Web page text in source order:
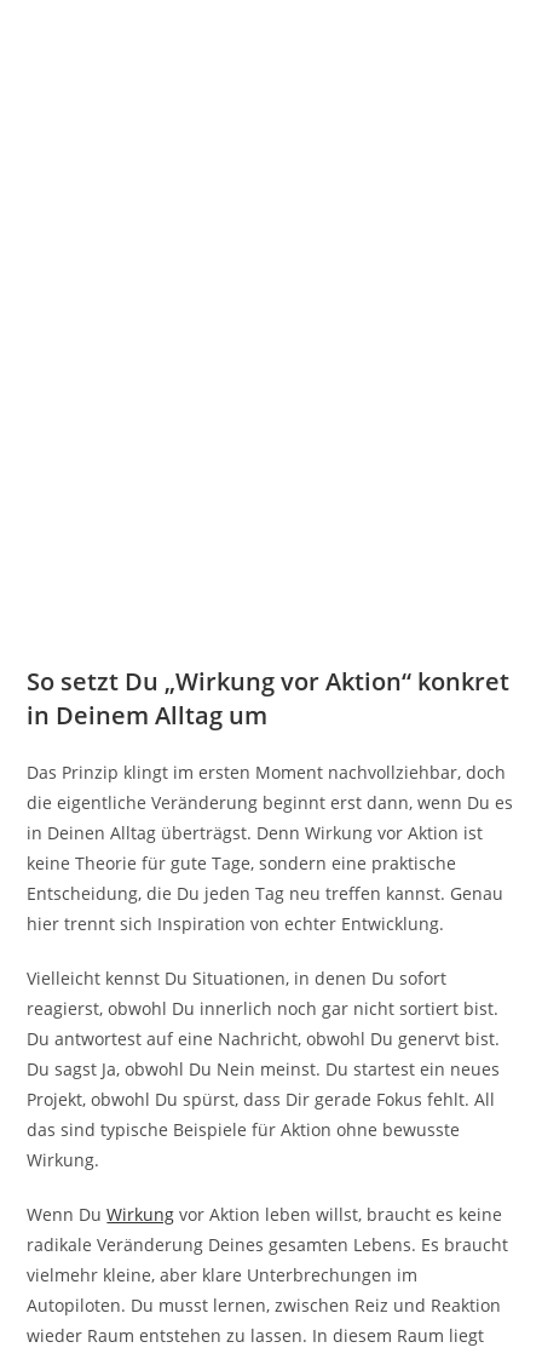
So setzt Du „Wirkung vor Aktion“ konkret
in Deinem Alltag um
Das Prinzip klingt im ersten Moment nachvollziehbar, doch
die eigentliche Veränderung beginnt erst dann, wenn Du es
in Deinen Alltag überträgst. Denn Wirkung vor Aktion ist
keine Theorie für gute Tage, sondern eine praktische
Entscheidung, die Du jeden Tag neu treffen kannst. Genau
hier trennt sich Inspiration von echter Entwicklung.
Vielleicht kennst Du Situationen, in denen Du sofort
reagierst, obwohl Du innerlich noch gar nicht sortiert bist.
Du antwortest auf eine Nachricht, obwohl Du genervt bist.
Du sagst Ja, obwohl Du Nein meinst. Du startest ein neues
Projekt, obwohl Du spürst, dass Dir gerade Fokus fehlt. All
das sind typische Beispiele für Aktion ohne bewusste
Wirkung.
Wenn DuWirkung vor Aktion leben willst, braucht es keine
radikale Veränderung Deines gesamten Lebens. Es braucht
vielmehr kleine, aber klare Unterbrechungen im
Autopiloten. Du musst lernen, zwischen Reiz und Reaktion
wieder Raum entstehen zu lassen. In diesem Raum liegt